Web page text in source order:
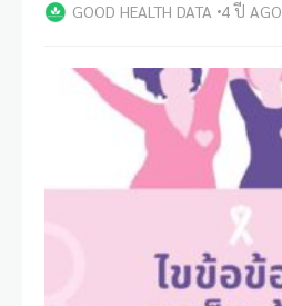
GOOD HEALTH DATA 4 ปี AGO